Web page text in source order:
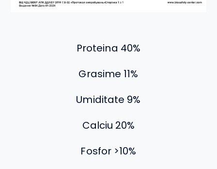
Proteina 40%
Grasime 11%
Umiditate 9%
Calciu 20%
Fosfor >10%